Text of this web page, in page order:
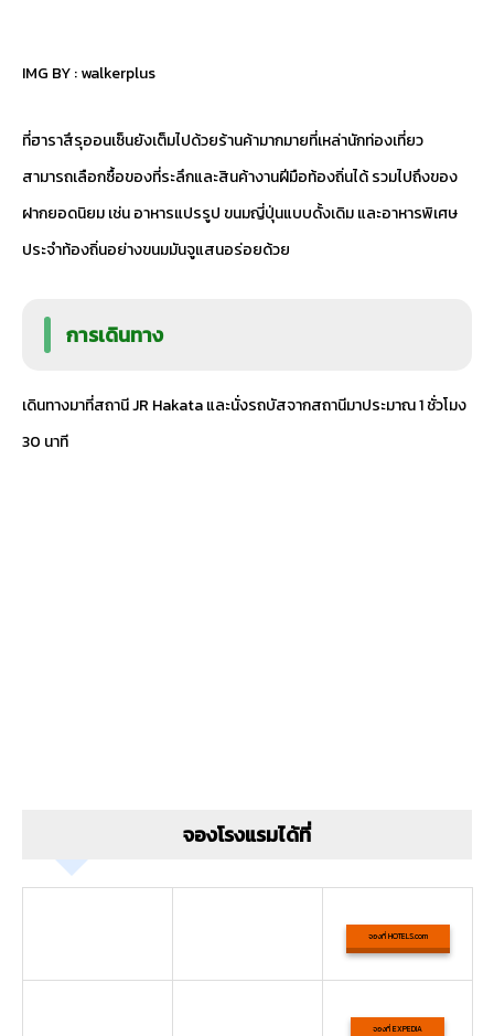
IMG BY :walkerplus
ที่ฮาราสึรุออนเซ็นยังเต็มไปด้วยร้านค้ามากมายที่เหล่านักท่องเที่ยว
สามารถเลือกซื้อของที่ระลึกและสินค้างานฝีมือท้องถิ่นได้ รวมไปถึงของ
ฝากยอดนิยม เช่น อาหารแปรรูป ขนมญี่ปุ่นแบบดั้งเดิม และอาหารพิเศษ
ประจำท้องถิ่นอย่างขนมมันจูแสนอร่อยด้วย
การเดินทาง
เดินทางมาที่สถานี JR Hakata และนั่งรถบัสจากสถานีมาประมาณ 1 ชั่วโมง
30 นาที
จองโรงแรมได้ที่
จองที่ HOTELS.com
จองที่ EXPEDIA